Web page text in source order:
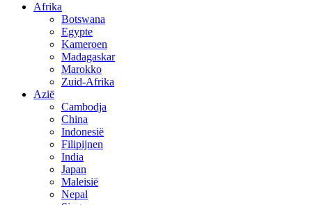
Afrika
Botswana
Egypte
Kameroen
Madagaskar
Marokko
Zuid-Afrika
Azië
Cambodja
China
Indonesië
Filipijnen
India
Japan
Maleisië
Nepal